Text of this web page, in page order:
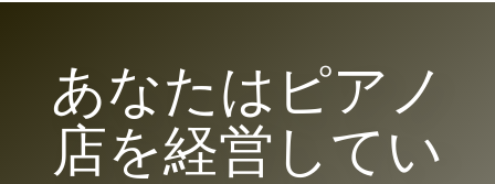
あなたはピアノ
店を経営してい